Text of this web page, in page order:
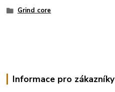
Grind core
Informace pro zákazníky